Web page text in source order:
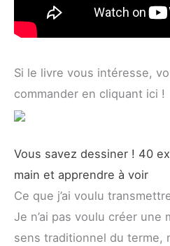
Si le livre vous intéresse,
commander en cliquant ici !
Vous savez dessiner ! 40
main et apprendre à voir
Ce que j’ai voulu
Je n’ai pas voulu créer une
sens traditionnel du terme,